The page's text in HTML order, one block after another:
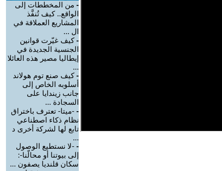
- من المخططات إلى
الواقع.. كيف تُنفَّذ
المشاريع العملاقة في
ال ...
-كيف غيّرت قوانين
الجنسية الجديدة في
إيطاليا مصير هذه العائلا
...
-كيف صنع توم هولاند
أسلوبه الخاص إلى
جانب زيندايا على
السجادة ...
- -ميتا- تعترف باختراق
نظام ذكاء اصطناعي
تابع لها لشركة أخرى د
...
- -لا نستطيع الوصول
إلى بيوتنا أو محالّنا-:
سكان قلنديا يصفون ...